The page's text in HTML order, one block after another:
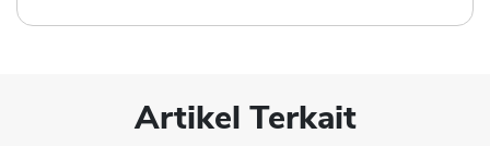
Artikel Terkait